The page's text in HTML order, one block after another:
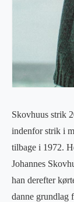
Skovhuus strik
indenfor strik i
tilbage i 1972.
Johannes
han derefter
danne grundlag